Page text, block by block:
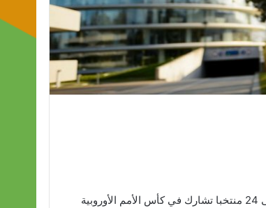
يوزع الاتحاد الأوروبي لكرة القدم (يويفا) جوائز بقيمة 371 مليون يورو على 24 منتخبا تشارك في كأس الأمم الأوروبية